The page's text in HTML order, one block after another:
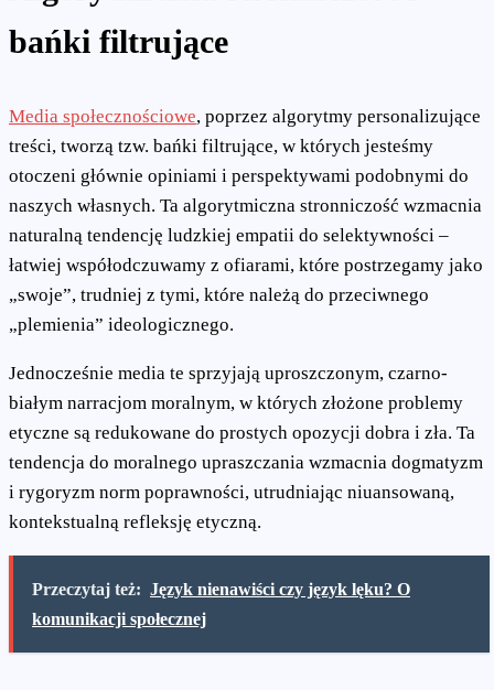
bańki filtrujące
Media społecznościowe, poprzez algorytmy personalizujące
treści, tworzą tzw. bańki filtrujące, w których jesteśmy
otoczeni głównie opiniami i perspektywami podobnymi do
naszych własnych. Ta algorytmiczna stronniczość wzmacnia
naturalną tendencję ludzkiej empatii do selektywności –
łatwiej współodczuwamy z ofiarami, które postrzegamy jako
„swoje”, trudniej z tymi, które należą do przeciwnego
„plemienia” ideologicznego.
Jednocześnie media te sprzyjają uproszczonym, czarno-
białym narracjom moralnym, w których złożone problemy
etyczne są redukowane do prostych opozycji dobra i zła. Ta
tendencja do moralnego upraszczania wzmacnia dogmatyzm
i rygoryzm norm poprawności, utrudniając niuansowaną,
kontekstualną refleksję etyczną.
Przeczytaj też: Język nienawiści czy język lęku? O
komunikacji społecznej